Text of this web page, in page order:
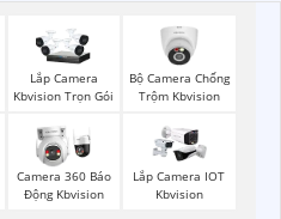
Lắp Camera
Kbvision Trọn Gói
Bộ Camera Chống
Trộm Kbvision
Camera 360 Báo
Động Kbvision
Lắp Camera IOT
Kbvision